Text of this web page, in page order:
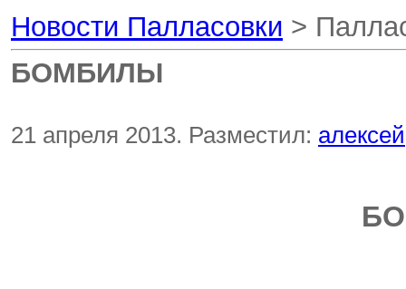
Новости Палласовки >
БОМБИЛЫ
21 апреля 2013. Разместил: алексей